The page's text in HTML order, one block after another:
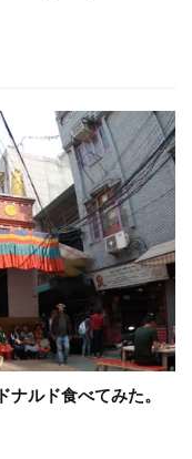
ルド食べてみた。